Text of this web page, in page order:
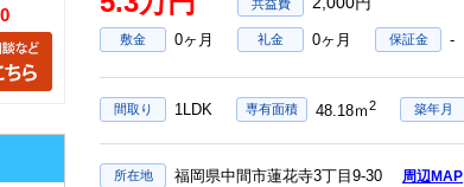
敷金 0ヶ月 礼金 0ヶ月 保証金 -
間取り 1LDK 専有面積 48.18ｍ2 築年月
所在地 福岡県中間市蓮花寺3丁目9-30 周辺MAP